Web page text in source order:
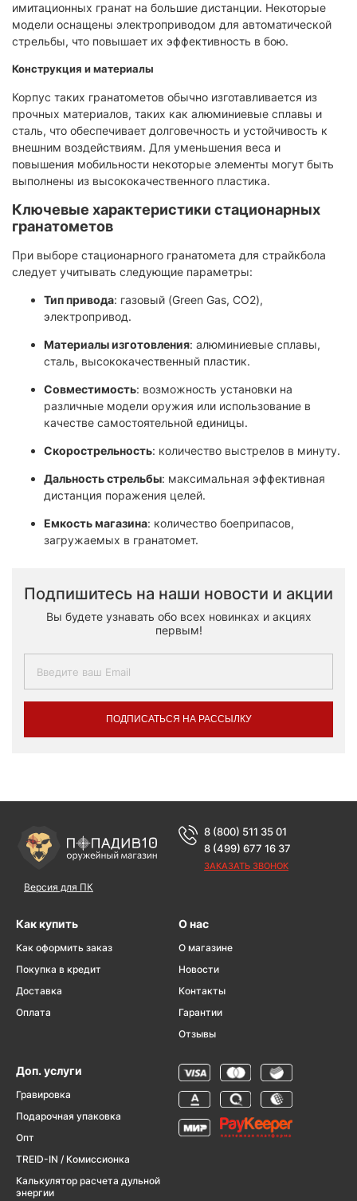
имитационных гранат на большие дистанции. Некоторые
модели оснащены электроприводом для автоматической
стрельбы, что повышает их эффективность в бою.​
Конструкция и материалы
Корпус таких гранатометов обычно изготавливается из
прочных материалов, таких как алюминиевые сплавы и
сталь, что обеспечивает долговечность и устойчивость к
внешним воздействиям. Для уменьшения веса и
повышения мобильности некоторые элементы могут быть
выполнены из высококачественного пластика.​
Ключевые характеристики стационарных
гранатометов
При выборе стационарного гранатомета для страйкбола
следует учитывать следующие параметры:
Тип привода: газовый (Green Gas, CO2),
электропривод.​
Материалы изготовления: алюминиевые сплавы,
сталь, высококачественный пластик.​
Совместимость: возможность установки на
различные модели оружия или использование в
качестве самостоятельной единицы.​
Скорострельность: количество выстрелов в минуту.​
Дальность стрельбы: максимальная эффективная
дистанция поражения целей.​
Емкость магазина: количество боеприпасов,
загружаемых в гранатомет.
Подпишитесь на наши новости и акции
Вы будете узнавать обо всех новинках и акциях
первым!
ПОДПИСАТЬСЯ НА РАССЫЛКУ
Версия для ПК
8 (800) 511 35 01
8 (499) 677 16 37
ЗАКАЗАТЬ ЗВОНОК
Как купить
Как оформить заказ
Покупка в кредит
Доставка
Оплата
О нас
О магазине
Новости
Контакты
Гарантии
Отзывы
Доп. услуги
Гравировка
Подарочная упаковка
Опт
TREID-IN / Комиссионка
Калькулятор расчета дульной
энергии